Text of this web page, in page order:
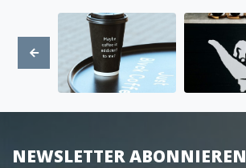
NEWSLETTER ABONNIEREN